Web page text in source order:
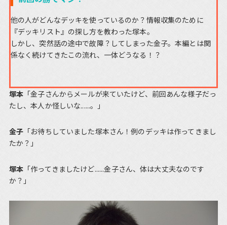
他の人がどんなデッキを使っているのか？情報収集のために
『デッキリスト』の探し方を教わった塚本。
しかし、突然話の途中で故障？してしまった金子。本編とは関
係なく続けてきたこの流れ、一体どうなる！？
塚本 「金子さんからメールが来ていたけど、前回あんな様子だっ
たし、本人か怪しいな......。」
金子 「お待ちしていました塚本さん！例のデッキは作ってきまし
たか？」
塚本 「作ってきましたけど......金子さん、体は大丈夫なのです
か？」